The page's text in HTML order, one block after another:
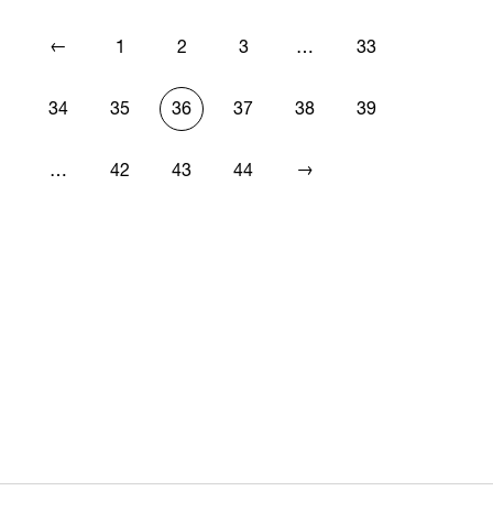
← 1 2 3 … 33
34 35 36 37 38 39
… 42 43 44 →